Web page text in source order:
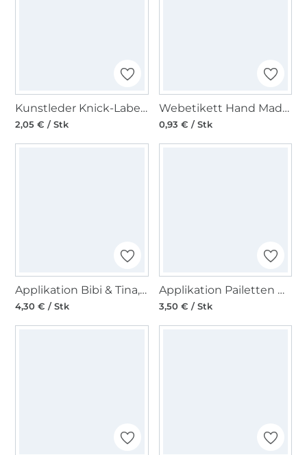
Kunstleder Knick-Label Made with Love, dunkelbraun
2,05 € / Stk
Webetikett Hand Made, beige
0,93 € / Stk
Applikation Bibi & Tina, Tina
4,30 € / Stk
Applikation Pailetten Meerjungfrau
3,50 € / Stk